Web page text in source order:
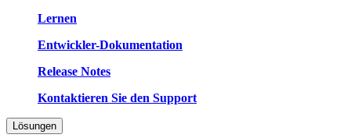
Lernen
Entwickler-Dokumentation
Release Notes
Kontaktieren Sie den Support
Lösungen